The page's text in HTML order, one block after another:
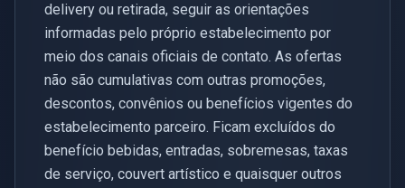
delivery ou retirada, seguir as orientações
informadas pelo próprio estabelecimento por
meio dos canais oficiais de contato. As ofertas
não são cumulativas com outras promoções,
descontos, convênios ou benefícios vigentes do
estabelecimento parceiro. Ficam excluídos do
benefício bebidas, entradas, sobremesas, taxas
de serviço, couvert artístico e quaisquer outros